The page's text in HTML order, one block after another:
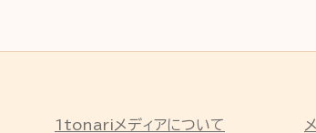
1tonariメディアについて